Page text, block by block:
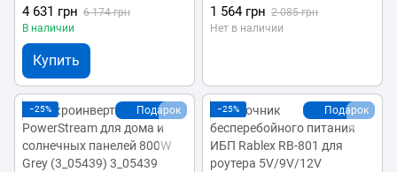
UP650 650VA Ups Black
(3_02853)
4 631 грн 6 174 грн
В наличии
Купить
роутера 5V/9V/12V
10400mAh White (3_05362)
1 564 грн 2 085 грн
Нет в наличии
Подарок
−25% Подарок
−25%